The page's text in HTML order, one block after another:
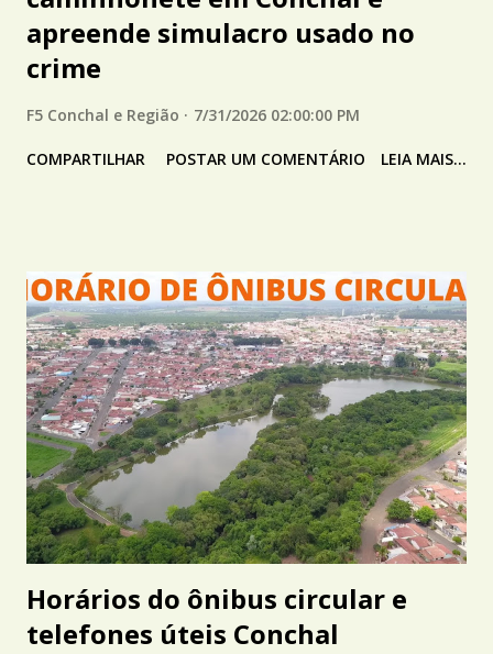
apreende simulacro usado no
crime
F5 Conchal e Região 7/31/2026 02:00:00 PM
COMPARTILHAR POSTAR UM COMENTÁRIO LEIA MAIS...
Horários do ônibus circular e
telefones úteis Conchal